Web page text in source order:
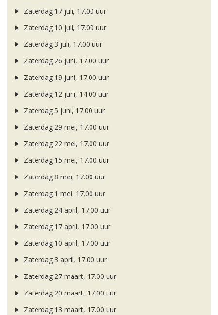
Zaterdag 17 juli, 17.00 uur
Zaterdag 10 juli, 17.00 uur
Zaterdag 3 juli, 17.00 uur
Zaterdag 26 juni, 17.00 uur
Zaterdag 19 juni, 17.00 uur
Zaterdag 12 juni, 14.00 uur
Zaterdag 5 juni, 17.00 uur
Zaterdag 29 mei, 17.00 uur
Zaterdag 22 mei, 17.00 uur
Zaterdag 15 mei, 17.00 uur
Zaterdag 8 mei, 17.00 uur
Zaterdag 1 mei, 17.00 uur
Zaterdag 24 april, 17.00 uur
Zaterdag 17 april, 17.00 uur
Zaterdag 10 april, 17.00 uur
Zaterdag 3 april, 17.00 uur
Zaterdag 27 maart, 17.00 uur
Zaterdag 20 maart, 17.00 uur
Zaterdag 13 maart, 17.00 uur